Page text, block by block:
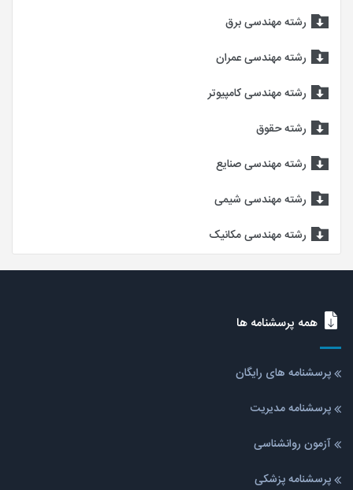
رشته مهندسی برق
رشته مهندسی عمران
رشته مهندسی کامپیوتر
رشته حقوق
رشته مهندسی صنایع
رشته مهندسی شیمی
رشته مهندسی مکانیک
همه پرسشنامه ها
پرسشنامه های رایگان
پرسشنامه مدیریت
آزمون روانشناسی
پرسشنامه پزشکی